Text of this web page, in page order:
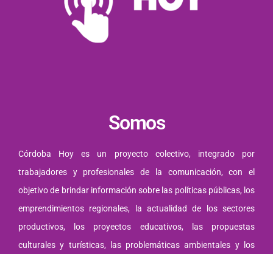
Somos
Córdoba Hoy es un proyecto colectivo, integrado por
trabajadores y profesionales de la comunicación, con el
objetivo de brindar información sobre las políticas públicas, los
emprendimientos regionales, la actualidad de los sectores
productivos, los proyectos educativos, las propuestas
culturales y turísticas, las problemáticas ambientales y los